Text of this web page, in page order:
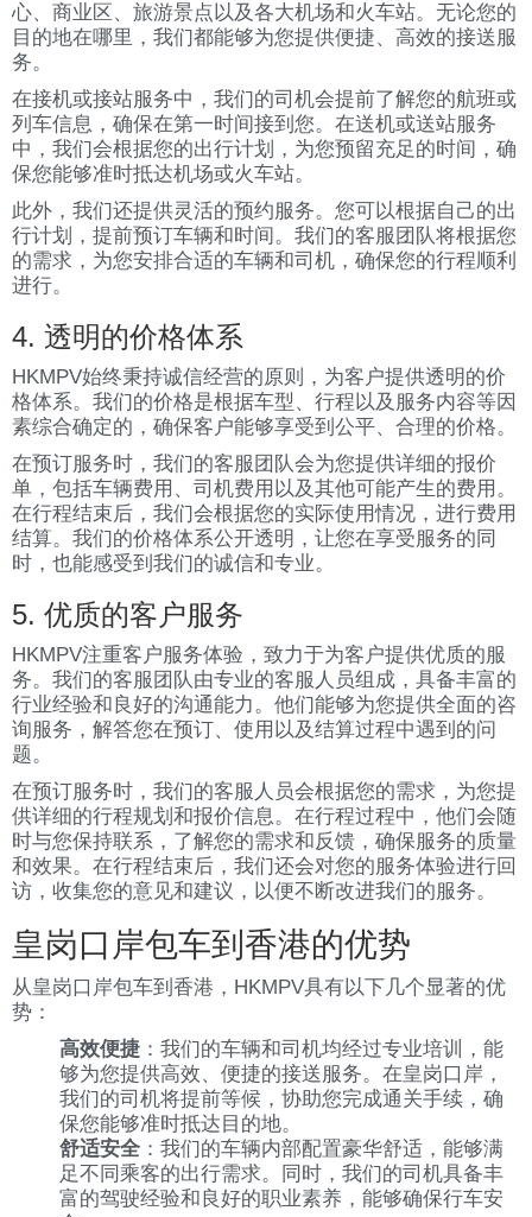
心、商业区、旅游景点以及各大机场和火车站。无论您的
目的地在哪里，我们都能够为您提供便捷、高效的接送服
务。
在接机或接站服务中，我们的司机会提前了解您的航班或
列车信息，确保在第一时间接到您。在送机或送站服务
中，我们会根据您的出行计划，为您预留充足的时间，确
保您能够准时抵达机场或火车站。
此外，我们还提供灵活的预约服务。您可以根据自己的出
行计划，提前预订车辆和时间。我们的客服团队将根据您
的需求，为您安排合适的车辆和司机，确保您的行程顺利
进行。
4. 透明的价格体系
HKMPV始终秉持诚信经营的原则，为客户提供透明的价
格体系。我们的价格是根据车型、行程以及服务内容等因
素综合确定的，确保客户能够享受到公平、合理的价格。
在预订服务时，我们的客服团队会为您提供详细的报价
单，包括车辆费用、司机费用以及其他可能产生的费用。
在行程结束后，我们会根据您的实际使用情况，进行费用
结算。我们的价格体系公开透明，让您在享受服务的同
时，也能感受到我们的诚信和专业。
5. 优质的客户服务
HKMPV注重客户服务体验，致力于为客户提供优质的服
务。我们的客服团队由专业的客服人员组成，具备丰富的
行业经验和良好的沟通能力。他们能够为您提供全面的咨
询服务，解答您在预订、使用以及结算过程中遇到的问
题。
在预订服务时，我们的客服人员会根据您的需求，为您提
供详细的行程规划和报价信息。在行程过程中，他们会随
时与您保持联系，了解您的需求和反馈，确保服务的质量
和效果。在行程结束后，我们还会对您的服务体验进行回
访，收集您的意见和建议，以便不断改进我们的服务。
皇岗口岸包车到香港的优势
从皇岗口岸包车到香港，HKMPV具有以下几个显著的优
势：
高效便捷 ：我们的车辆和司机均经过专业培训，能
够为您提供高效、便捷的接送服务。在皇岗口岸，
我们的司机将提前等候，协助您完成通关手续，确
保您能够准时抵达目的地。
舒适安全 ：我们的车辆内部配置豪华舒适，能够满
足不同乘客的出行需求。同时，我们的司机具备丰
富的驾驶经验和良好的职业素养，能够确保行车安